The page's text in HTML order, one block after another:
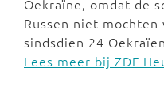
Oekraïne, omdat de
Russen niet
sindsdien 24
Lees meer bij ZDF